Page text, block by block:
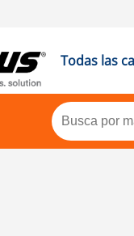
Todas las